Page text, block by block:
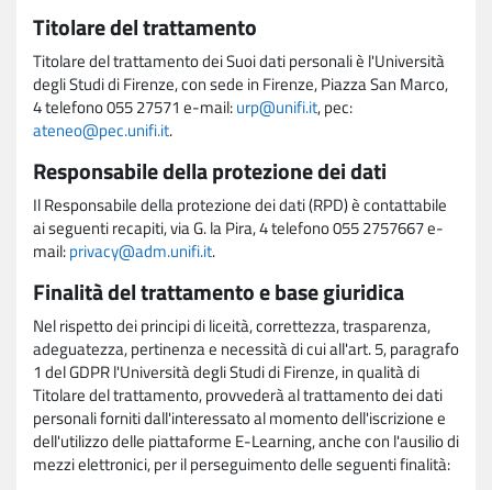
Titolare del trattamento
Titolare del trattamento dei Suoi dati personali è l'Università
degli Studi di Firenze, con sede in Firenze, Piazza San Marco,
4 telefono 055 27571 e-mail:urp@unifi.it, pec:
ateneo@pec.unifi.it.
Responsabile della protezione dei dati
Il Responsabile della protezione dei dati (RPD) è contattabile
ai seguenti recapiti, via G. la Pira, 4 telefono 055 2757667 e-
mail:privacy@adm.unifi.it.
Finalità del trattamento e base giuridica
Nel rispetto dei principi di liceità, correttezza, trasparenza,
adeguatezza, pertinenza e necessità di cui all'art. 5, paragrafo
1 del GDPR l'Università degli Studi di Firenze, in qualità di
Titolare del trattamento, provvederà al trattamento dei dati
personali forniti dall'interessato al momento dell'iscrizione e
dell'utilizzo delle piattaforme E-Learning, anche con l'ausilio di
mezzi elettronici, per il perseguimento delle seguenti finalità: